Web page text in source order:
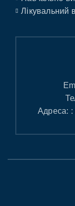
Лікувальний
Адреса: :